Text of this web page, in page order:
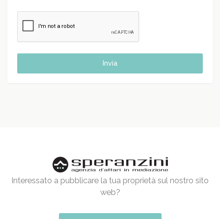
Invia
Interessato a pubblicare la tua proprietà sul nostro sito
web?